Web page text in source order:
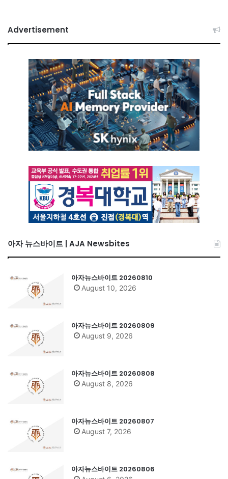
Advertisement
아자 뉴스바이트 | AJA Newsbites
아자뉴스바이트 20260810
August 10, 2026
아자뉴스바이트 20260809
August 9, 2026
아자뉴스바이트 20260808
August 8, 2026
아자뉴스바이트 20260807
August 7, 2026
아자뉴스바이트 20260806